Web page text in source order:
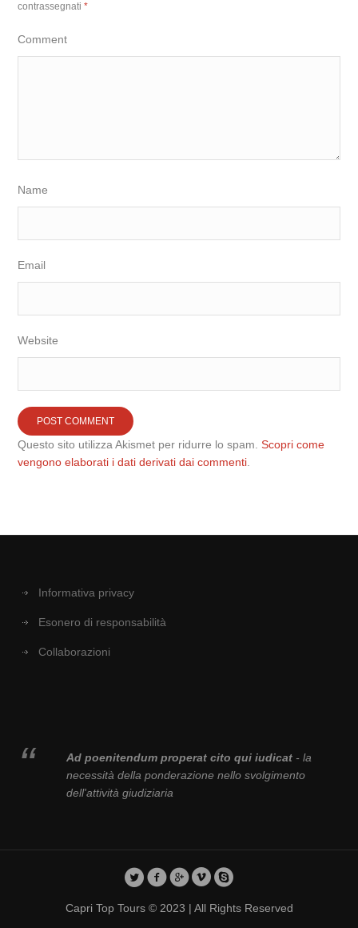
contrassegnati*
Comment
Name
Email
Website
Questo sito utilizza Akismet per ridurre lo spam.Scopri come
vengono elaborati i dati derivati dai commenti
Informativa privacy
Esonero di responsabilità
Collaborazioni
Ad poenitendum properat cito qui iudicat- la
necessità della ponderazione nello svolgimento
dell'attività giudiziaria
Capri Top Tours © 2023 | All Rights Reserved